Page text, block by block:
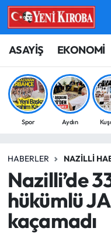
ASAYİŞ EKONOMİ
Spor Aydın
HABERLER NAZILLI
Nazilli’de
hükümlü
kaçamadı
ASAYİŞ
BİLİM-
ÇEVRE
EĞİTİM
EKONOMİ
GÜNCEL
Aydın Nöbetçi
Aydın Hava
Aydin Namaz
Süper Lig Puan
Tüm Manşetler
Son Dakika